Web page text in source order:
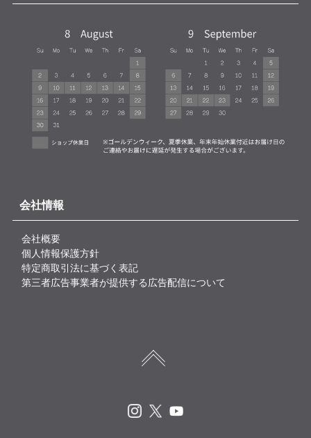
会社情報
会社概要
個人情報保護方針
特定商取引法に基づく表記
第三者広告事業者が提供する広告配信について